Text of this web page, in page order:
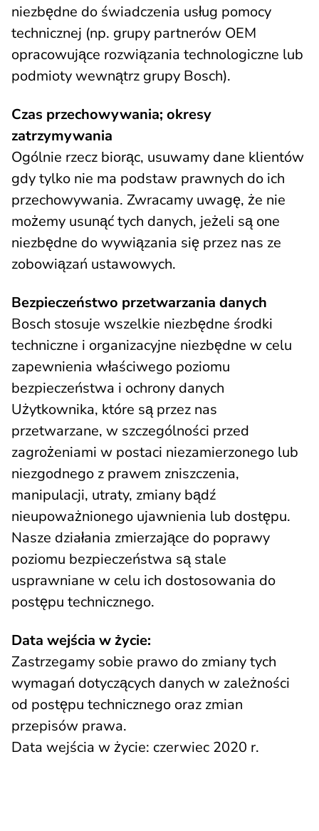
niezbędne do świadczenia usług pomocy
technicznej (np. grupy partnerów OEM
opracowujące rozwiązania technologiczne lub
podmioty wewnątrz grupy Bosch).
Czas przechowywania; okresy
zatrzymywania
Ogólnie rzecz biorąc, usuwamy dane klientów
gdy tylko nie ma podstaw prawnych do ich
przechowywania. Zwracamy uwagę, że nie
możemy usunąć tych danych, jeżeli są one
niezbędne do wywiązania się przez nas ze
zobowiązań ustawowych.
Bezpieczeństwo przetwarzania danych
Bosch stosuje wszelkie niezbędne środki
techniczne i organizacyjne niezbędne w celu
zapewnienia właściwego poziomu
bezpieczeństwa i ochrony danych
Użytkownika, które są przez nas
przetwarzane, w szczególności przed
zagrożeniami w postaci niezamierzonego lub
niezgodnego z prawem zniszczenia,
manipulacji, utraty, zmiany bądź
nieupoważnionego ujawnienia lub dostępu.
Nasze działania zmierzające do poprawy
poziomu bezpieczeństwa są stale
usprawniane w celu ich dostosowania do
postępu technicznego.
Data wejścia w życie:
Zastrzegamy sobie prawo do zmiany tych
wymagań dotyczących danych w zależności
od postępu technicznego oraz zmian
przepisów prawa.
Data wejścia w życie: czerwiec 2020 r.